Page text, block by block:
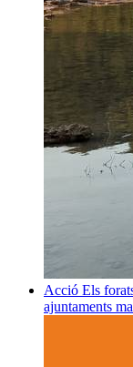
Acció Els
ajuntaments